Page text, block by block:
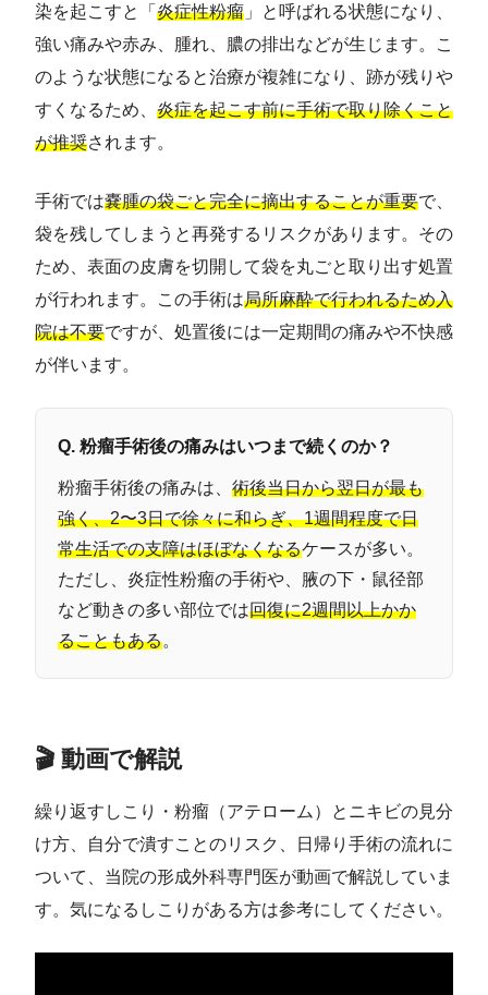
染を起こすと「 炎症性粉瘤 」と呼ばれる状態になり、
強い痛みや赤み、腫れ、膿の排出などが生じます。こ
のような状態になると治療が複雑になり、跡が残りや
すくなるため、 炎症を起こす前に手術で取り除くこと
が推奨されます。
手術では嚢腫の袋ごと完全に摘出することが重要で、
袋を残してしまうと再発するリスクがあります。その
ため、表面の皮膚を切開して袋を丸ごと取り出す処置
が行われます。この手術は局所麻酔で行われるため入
院は不要ですが、処置後には一定期間の痛みや不快感
が伴います。
Q. 粉瘤手術後の痛みはいつまで続くのか？
粉瘤手術後の痛みは、 術後当日から翌日が最も
強く、2〜3日で徐々に和らぎ、1週間程度で日
常生活での支障はほぼなくなるケースが多い。
ただし、炎症性粉瘤の手術や、腋の下・鼠径部
など動きの多い部位では回復に2週間以上かか
ることもある。
🎬 動画で解説
繰り返すしこり・粉瘤（アテローム）とニキビの見分
け方、自分で潰すことのリスク、日帰り手術の流れに
ついて、当院の形成外科専門医が動画で解説していま
す。気になるしこりがある方は参考にしてください。